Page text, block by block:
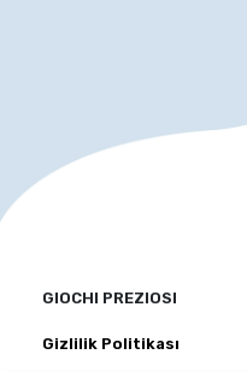
GIOCHI PREZIOSI
Gizlilik Politikası